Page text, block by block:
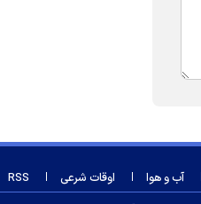
آب و هوا اوقات شرعی RSS